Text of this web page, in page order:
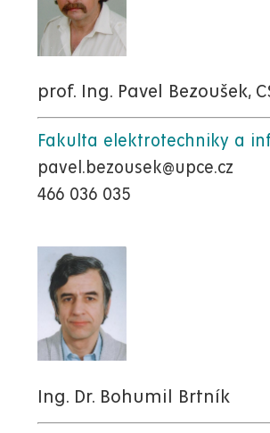
prof. Ing. Pavel Bezoušek,
Fakulta elektrotechniky a
pavel.bezousek@upce.cz
466 036 035
Ing. Dr. Bohumil Brtník